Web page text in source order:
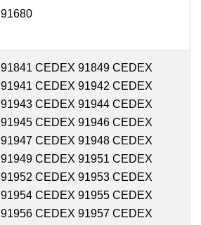
91680
91841 CEDEX 91849 CEDEX
91941 CEDEX 91942 CEDEX
91943 CEDEX 91944 CEDEX
91945 CEDEX 91946 CEDEX
91947 CEDEX 91948 CEDEX
91949 CEDEX 91951 CEDEX
91952 CEDEX 91953 CEDEX
91954 CEDEX 91955 CEDEX
91956 CEDEX 91957 CEDEX